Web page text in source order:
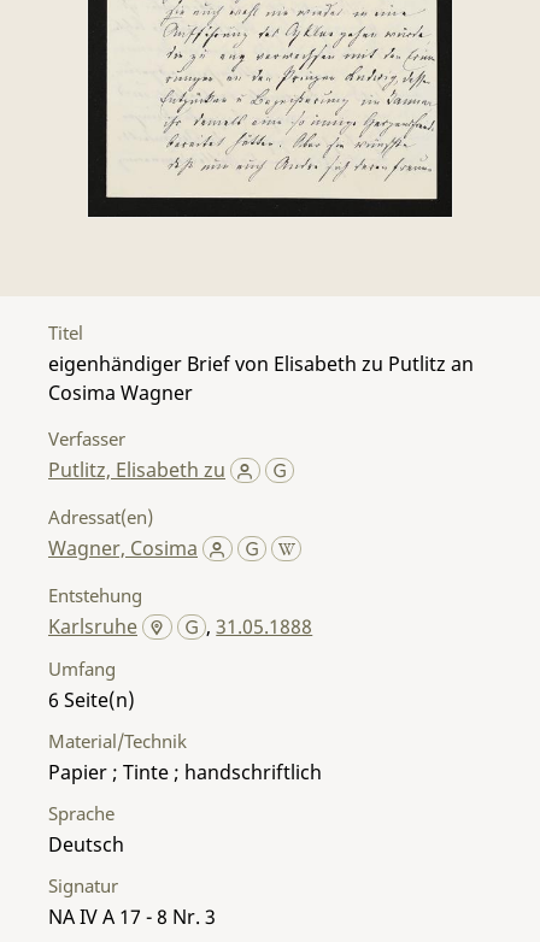
Titel
eigenhändiger Brief von Elisabeth zu Putlitz an
Cosima Wagner
Verfasser
Putlitz, Elisabeth zu
Adressat(en)
Wagner, Cosima
Entstehung
Karlsruhe ,31.05.1888
Umfang
6
Material/Technik
Papier ; Tinte ; handschriftlich
Sprache
Deutsch
Signatur
NA IV A 17 - 8 Nr. 3